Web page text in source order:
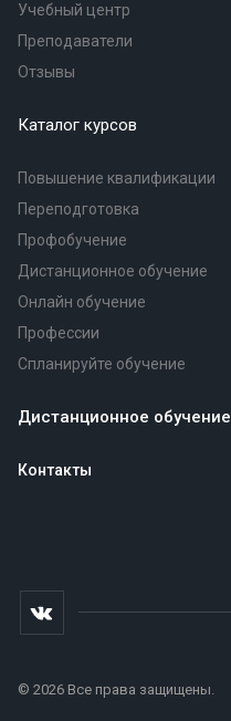
Учебный центр
Преподаватели
Отзывы
Каталог курсов
Повышение квалификации
Переподготовка
Профобучение
Дистанционное обучение
Онлайн обучение
Профессии
Спланируйте обучение
Дистанционное обучение
Контакты
© 2026 Все права защищены.